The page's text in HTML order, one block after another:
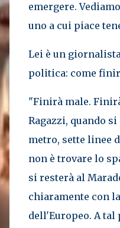
emergere.
uno a cui piace
Lei è un
politica: come
"Finirà male.
Ragazzi, quando
metro, sette linee
non è trovare lo
si resterà al
chiaramente con
dell'Europeo. A tal